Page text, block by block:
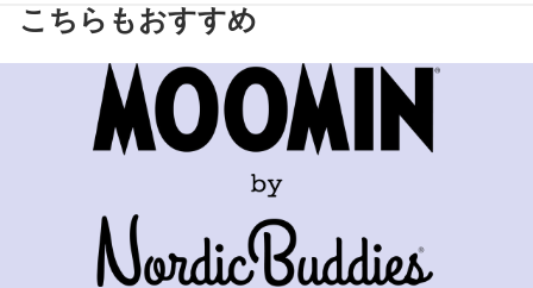
こちらもおすすめ